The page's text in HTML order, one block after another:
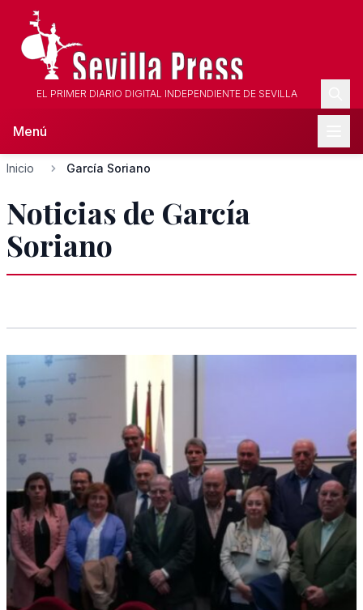
EL PRIMER DIARIO DIGITAL INDEPENDIENTE DE SEVILLA
Menú
Inicio García Soriano
Noticias de García
Soriano